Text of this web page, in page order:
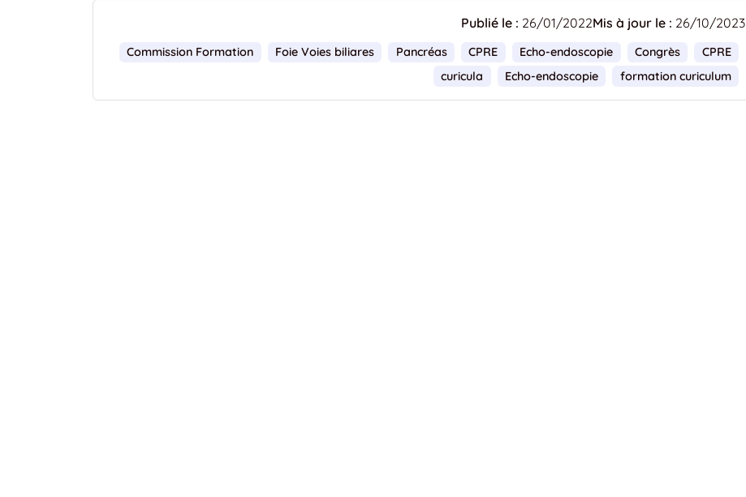
Publié le : 26/01/2022Mis à jour le : 26/10/2023
Commission Formation Foie Voies biliares Pancréas CPRE Echo-endoscopie Congrès
CPRE
curicula
Echo-endoscopie formation curiculum